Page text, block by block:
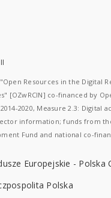
Resources in the Digital
[OZwRCIN] co-financed by
2020, Measure 2.3: Digital
information; funds from
Fund and national co-